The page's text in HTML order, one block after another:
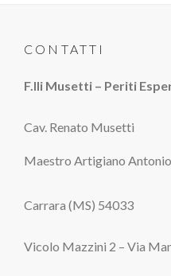
CONTATTI
F.lli Musetti – Periti
Cav. Renato Musetti
Maestro Artigiano
Carrara (MS) 54033
Vicolo Mazzini 2 – Via